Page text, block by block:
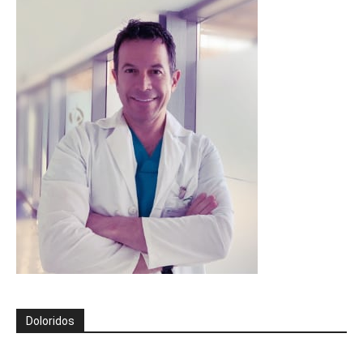
Doloridos